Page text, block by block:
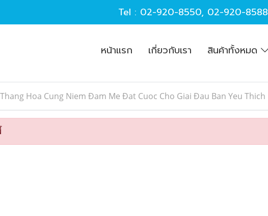
Tel : 02-920-8550, 02-920-8588
หน้าแรก เกี่ยวกับเรา สินค้าทั้งหมด
Hoa Cung Niem Đam Me Đat Cuoc Cho Giai Đau Ban Yeu Thich